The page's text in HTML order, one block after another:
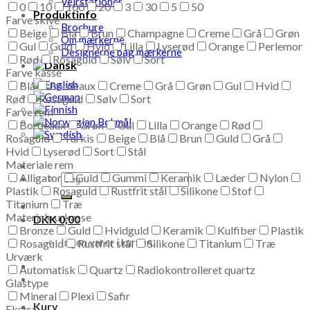
Produktinfo
Brochure
Om mærkerne
Designerne bag mærkerne
Søg
efter:
DKK0,00
Ingen varer i kurven.
Kurv
0
10 100 20 3 30 5
50
Farve skive
Beige
Blå Brun Champagne Creme Grå
Grøn
Gul
Guld Hvid Lilla Lyserød Orange
Perlemor
Rød
Rosaguld Sølv
Sort
Farve kasse
Blå
Bordeaux Creme Grå Grøn Gul
Hvid
Rød
Rosaguld Sølv
Sort
Farve rem
Bordeaux
Grøn Gul Lilla Orange
Rød
Rosaguld
Turkis Beige Blå Brun Guld
Grå
Hvid
Lyserød Sort
Stål
Materiale rem
Alligator
Guld Gummi Keramik Læder
Nylon
Plastik
Rosaguld Rustfrit stål Silikone
Stof
Titanium
Træ
Materiale urkasse
Bronze
Guld Hvidguld Keramik Kulfiber
Plastik
Rosaguld
Rustfrit stål Silikone Titanium
Træ
Urværk
Automatisk
Quartz
Radiokontrolleret quartz
Glastype
Mineral
Plexi
Safir